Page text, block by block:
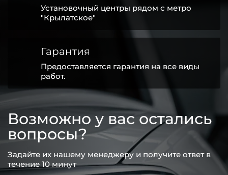
Установочный центры рядом с метро
"Крылатское"
Гарантия
Предоставляется гарантия на все виды
работ.
Возможно у вас остались
вопросы?
Задайте их нашему менеджеру и получите ответ в
течение 10 минут